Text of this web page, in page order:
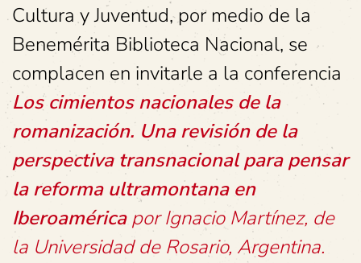
Cultura y Juventud, por medio de la
Benemérita Biblioteca Nacional, se
complacen en invitarle a la conferencia
Los cimientos nacionales de la
romanización. Una revisión de la
perspectiva transnacional para pensar
la reforma ultramontana en
Iberoaméricapor Ignacio Martínez, de
la Universidad de Rosario, Argentina.